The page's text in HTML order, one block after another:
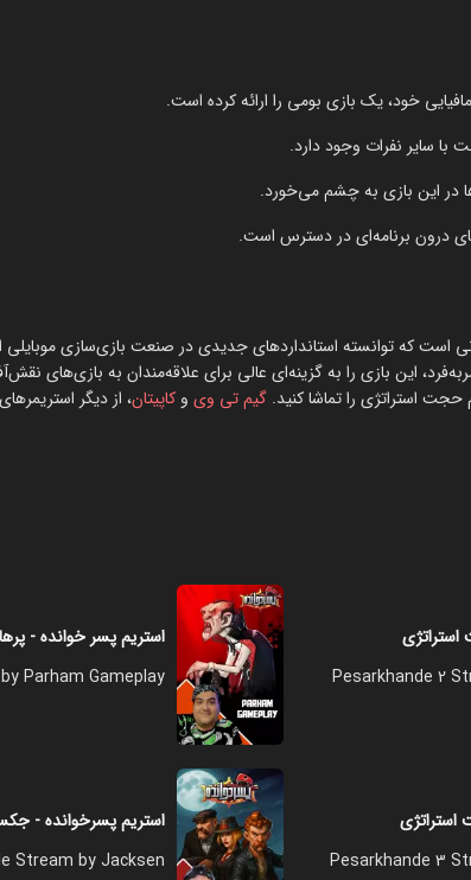
خود، یک بازی بومی را ارائه کرده است.
با سایر نفرات وجود دارد.
این بازی به چشم می‌خورد.
درون برنامه‌ای در دسترس است.
است که توانسته استانداردهای جدیدی در صنعت بازی‌سازی موبایلی
این بازی را به گزینه‌ای عالی برای علاقه‌مندان به بازی‌های
استراتژی را تماشا کنید. گیم تی وی و کاپیتان، از دیگر
Pesarkhande 2
استریم پسر خوانده -
Parham Gameplay
Pesarkhande 3
استریم پسرخوانده -
Stream by Jacksen